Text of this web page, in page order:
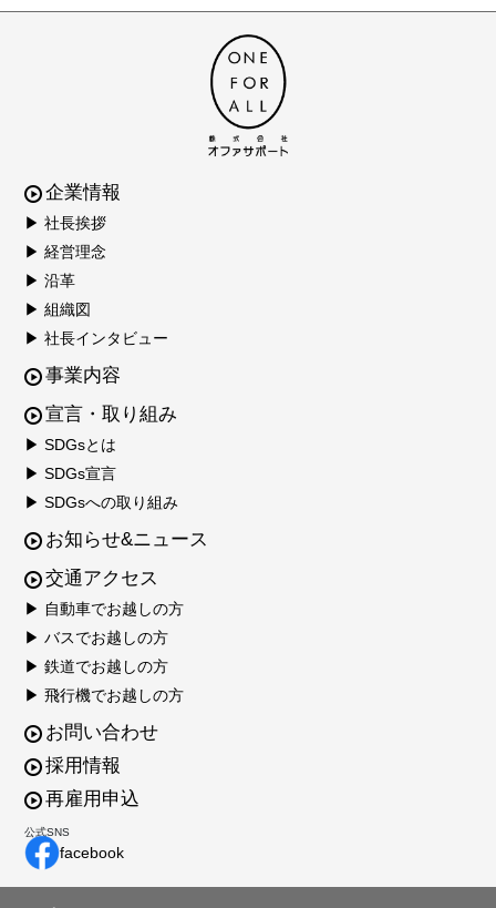
企業情報
▶ 社長挨拶
▶ 経営理念
▶ 沿革
▶ 組織図
▶ 社長インタビュー
事業内容
宣言・取り組み
▶ SDGsとは
▶ SDGs宣言
▶ SDGsへの取り組み
お知らせ&ニュース
交通アクセス
▶ 自動車でお越しの方
▶ バスでお越しの方
▶ 鉄道でお越しの方
▶ 飛行機でお越しの方
お問い合わせ
採用情報
再雇用申込
公式SNS
facebook